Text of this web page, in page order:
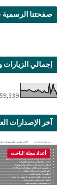
صفحتنا
إجمالي
آخر الإصدارات
أعداد مجلة الباحث